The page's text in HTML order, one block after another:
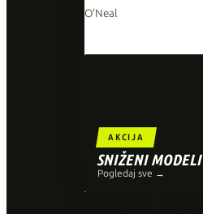
O'Neal
AKCIJA
SNIŽENI MODELI
Pogledaj sve →